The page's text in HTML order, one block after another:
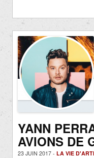
YANN
AVIONS DE
23 JUIN 2017 - LA VIE